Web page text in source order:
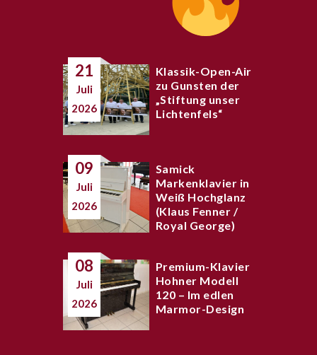
21
Juli
2026
Klassik-Open-Air
zu Gunsten der
„Stiftung unser
Lichtenfels“
09
Juli
2026
Samick
Markenklavier in
Weiß Hochglanz
(Klaus Fenner /
Royal George)
08
Juli
2026
Premium-Klavier
Hohner Modell
120 – Im edlen
Marmor-Design